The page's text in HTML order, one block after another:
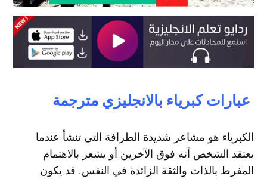
عبارات كبرياء بالانجليزي مترجمة
الكبرياء هو مشاعر شديدة الطرافة التي تنشأ عندما
يعتقد الشخص أنه فوق الآخرين أو يشعر بالاهتمام
المفرط بالذات والثقة الزائدة في النفس. قد يكون